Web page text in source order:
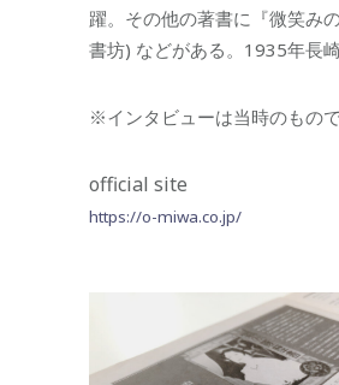
躍。その他の著書に『微笑み
書坊) などがある。1935年長崎
※インタビューは当時のもので
official site
https://o-miwa.co.jp/